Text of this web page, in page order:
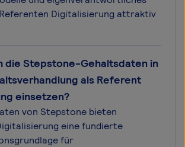
Digitalisierung attraktiv
die Stepstone-Gehaltsdaten in
als Referent
einsetzen?
von Stepstone bieten
eine fundierte
für